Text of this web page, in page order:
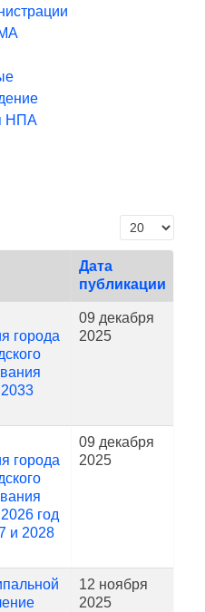
НПА
Кол-во
Дата
публикации
города
09 декабря
2025
города
год
и 2028
09 декабря
2025
12 ноября
2025